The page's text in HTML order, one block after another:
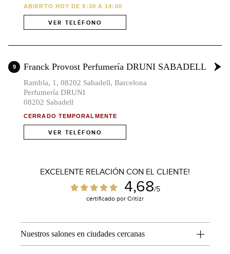
ABIERTO HOY DE 9:30 A 14:00
VER TELÉFONO
9 Franck Provost Perfumería DRUNI SABADELL
Rambla, 1, 08202 Sabadell, Barcelona
Perfumería DRUNI
08202 Sabadell
CERRADO TEMPORALMENTE
VER TELÉFONO
EXCELENTE RELACIÓN CON EL CLIENTE!
4,68/5
certificado por Critizr
Nuestros salones en ciudades cercanas